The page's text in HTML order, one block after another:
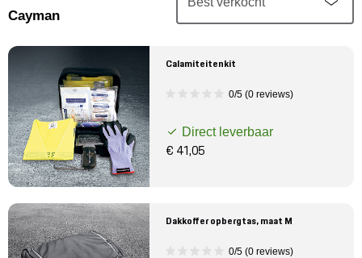
Meer Porsche
Porsche informatie
Cayman
Calamiteitenkit
0/5 (0 reviews)
Direct leverbaar
€ 41,05
Dakkoffer opbergtas, maat M
0/5 (0 reviews)